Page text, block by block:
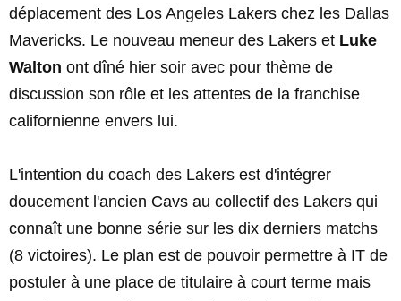
déplacement des Los Angeles Lakers chez les Dallas
Mavericks. Le nouveau meneur des Lakers et Luke
Walton ont dîné hier soir avec pour thème de
discussion son rôle et les attentes de la franchise
californienne envers lui.
L'intention du coach des Lakers est d'intégrer
doucement l'ancien Cavs au collectif des Lakers qui
connaît une bonne série sur les dix derniers matchs
(8 victoires). Le plan est de pouvoir permettre à IT de
postuler à une place de titulaire à court terme mais